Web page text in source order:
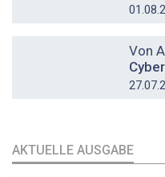
Von
AKTUELLE AUSGABE